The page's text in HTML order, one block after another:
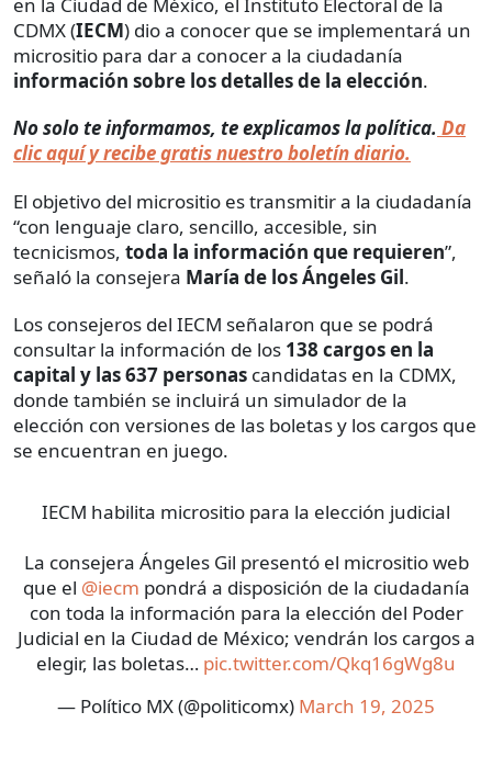
en la Ciudad de México, el Instituto Electoral de la
CDMX (IECM) dio a conocer que se implementará un
micrositio para dar a conocer a la ciudadanía
información sobre los detalles de la elección.
No solo te informamos, te explicamos la política. Da
clic aquí y recibe gratis nuestro boletín diario.
El objetivo del micrositio es transmitir a la ciudadanía
“con lenguaje claro, sencillo, accesible, sin
tecnicismos, toda la información que requieren”,
señaló la consejera María de los Ángeles Gil.
Los consejeros del IECM señalaron que se podrá
consultar la información de los 138 cargos en la
capital y las 637 personas candidatas en la CDMX,
donde también se incluirá un simulador de la
elección con versiones de las boletas y los cargos que
se encuentran en juego.
IECM habilita micrositio para la elección judicial
La consejera Ángeles Gil presentó el micrositio web
que el @iecm pondrá a disposición de la ciudadanía
con toda la información para la elección del Poder
Judicial en la Ciudad de México; vendrán los cargos a
elegir, las boletas… pic.twitter.com/Qkq16gWg8u
— Político MX (@politicomx) March 19, 2025